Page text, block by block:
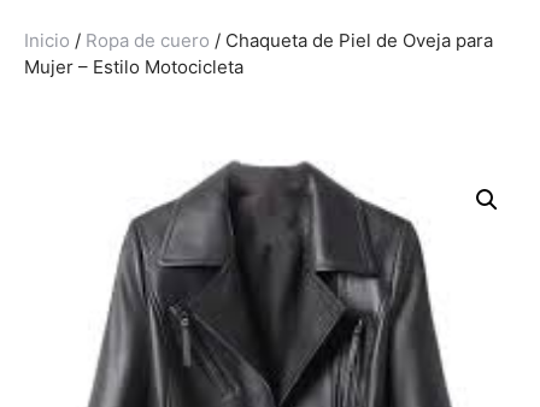
Inicio / Ropa de cuero / Chaqueta de Piel de Oveja para
Mujer – Estilo Motocicleta